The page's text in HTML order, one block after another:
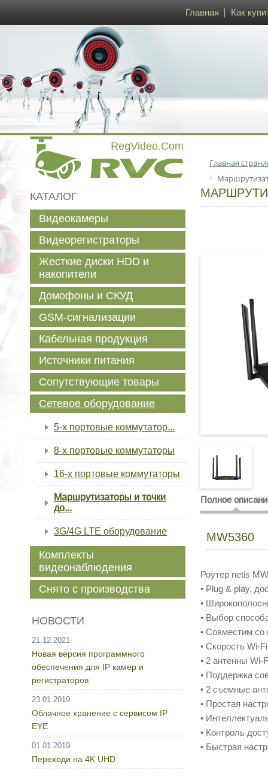
Главная Как
Главная
Полное
MW5360
Роутер netis
• Plug & play,
•
• Выбор
• Совместим со
• Скорость Wi-
• 2 антенны
• Поддержка
• 2 съемные
• Простая
•
• Контроль
• Быстрая
КАТАЛОГ
Видеокамеры
Видеорегистраторы
Жесткие диски HDD и
накопители
Домофоны и СКУД
GSM-сигнализации
Кабельная продукция
Источники питания
Сопутствующие товары
Сетевое оборудование
5-х портовые коммутатор...
8-х портовые коммутаторы
16-х портовые коммутаторы
Маршрутизаторы и точки
до...
3G/4G LTE оборудование
Комплекты
видеонаблюдения
Снято с производства
НОВОСТИ
21.12.2021
Новая версия программного
обеспечения для IP камер и
регистраторов
23.01.2019
Облачное хранение с сервисом IP
EYE
01.01.2019
Переходи на 4K UHD